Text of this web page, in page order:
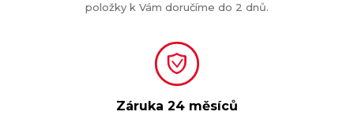
položky k Vám doručíme do 2 dnů.
Záruka 24 měsíců